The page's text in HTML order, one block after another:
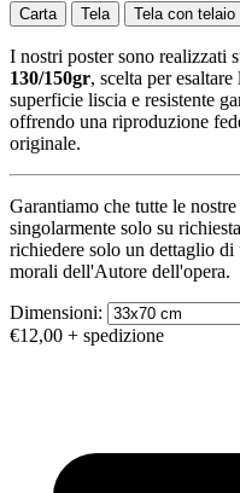
Carta Tela Tela con telaio
I nostri poster sono realizzati
130/150gr, scelta per
superficie liscia e resistente
offrendo una riproduzione
originale.
Garantiamo che tutte le
singolarmente solo su
richiedere solo un dettaglio
morali dell'Autore dell'opera.
Dimensioni:
€12,00 + spedizione